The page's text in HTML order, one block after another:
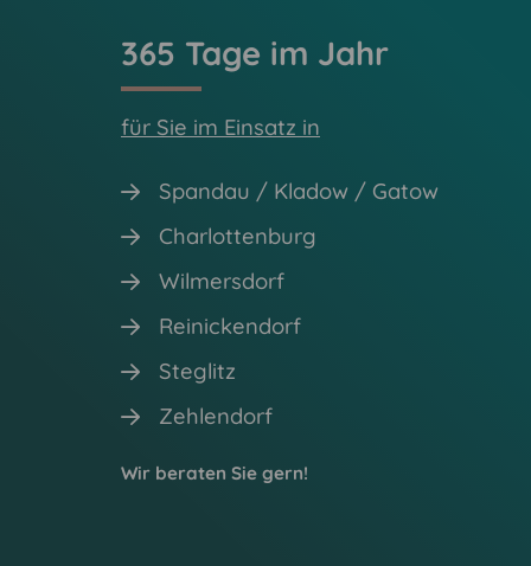
365 Tage im Jahr
für Sie im Einsatz in
Spandau / Kladow / Gatow
Charlottenburg
Wilmersdorf
Reinickendorf
Steglitz
Zehlendorf
Wir beraten Sie gern!